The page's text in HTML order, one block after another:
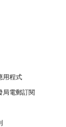
用程式
局電郵訂閱